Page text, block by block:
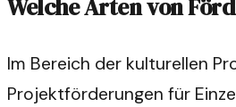
Welche Arten von
Im Bereich der kulturellen
Projektförderungen für